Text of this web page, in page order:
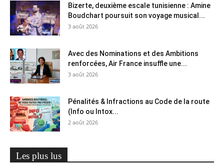
Bizerte, deuxième escale tunisienne : Amine
Boudchart poursuit son voyage musical...
3 août 2026
Avec des Nominations et des Ambitions
renforcées, Air France insuffle une...
3 août 2026
Pénalités & Infractions au Code de la route
(Info ou Intox...
2 août 2026
Les plus lus